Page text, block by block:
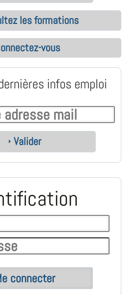
les formations
vous
infos emploi
Valider